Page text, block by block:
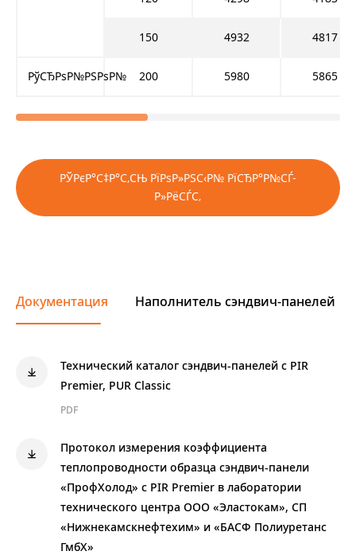
150 4932 4817
РўСЂРѕР№РЅРѕР№ 200 5980 5865
РЎРєР°С‡Р°С‚СЊ РїРѕР»РЅС‹Р№ РїСЂР°Р№СЃ-
Р»РёСЃС‚
Документация Наполнитель сэндвич-панелей
Технический каталог сэндвич-панелей с PIR
Premier, PUR Classic
PDF
Протокол измерения коэффициента
теплопроводности образца сэндвич-панели
«ПрофХолод» с PIR Premier в лаборатории
технического центра ООО «Эластокам», СП
«Нижнекамскнефтехим» и «БАСФ Полиуретанс
ГмбХ»